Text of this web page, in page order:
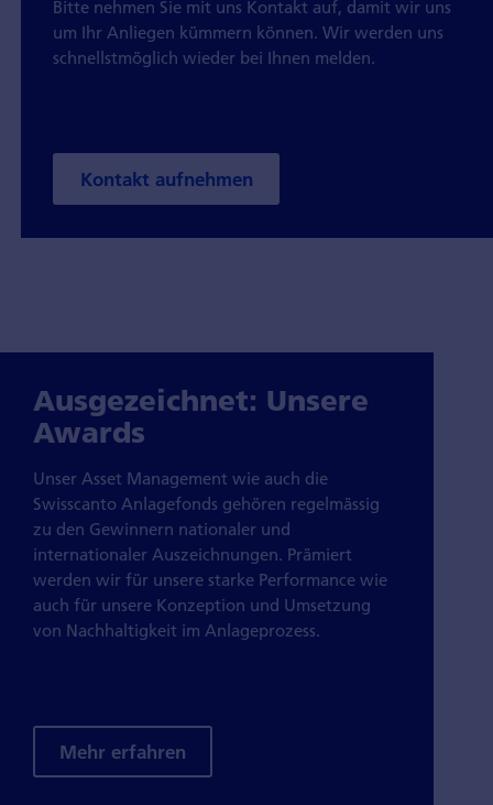
Bitte nehmen Sie mit uns Kontakt auf, damit wir uns
um Ihr Anliegen kümmern können. Wir werden uns
schnellstmöglich wieder bei Ihnen melden.
Kontakt aufnehmen
Ausgezeichnet: Unsere
Awards
Unser Asset Management wie auch die
Swisscanto Anlagefonds gehören regelmässig
zu den Gewinnern nationaler und
internationaler Auszeichnungen. Prämiert
werden wir für unsere starke Performance wie
auch für unsere Konzeption und Umsetzung
von Nachhaltigkeit im Anlageprozess.
Mehr erfahren